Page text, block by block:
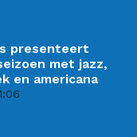
presenteert
met jazz,
en americana